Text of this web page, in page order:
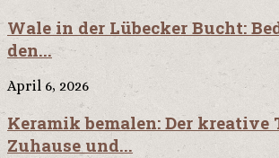
Wale in der Lübecker Bucht:
den...
April 6, 2026
Keramik bemalen: Der kreative
Zuhause und...